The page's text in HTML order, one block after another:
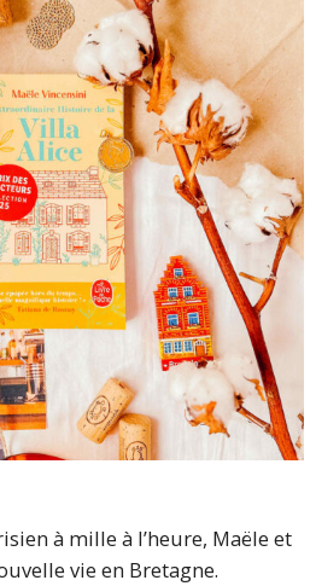
à mille à l’heure, Maële et
vie en Bretagne.